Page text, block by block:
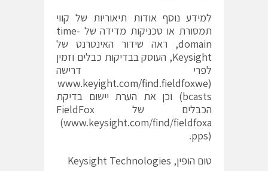
למידע נוסף אודות תיאוריות של קווי
תמסורת או טכניקות מדידה של time-
domain, ראה שידור האינטרנט של
Keysight, העוסק בבדיקות כבלים וזמין
לפרי דרישה
(
www.keyight.com/find.fieldfoxwe
bcasts) וכן את הערת יישום בדיקת
הכבלים של FieldFox
(www.keysight.com/find/fieldfoxa
pps).
טום הופין, Keysight Technologies